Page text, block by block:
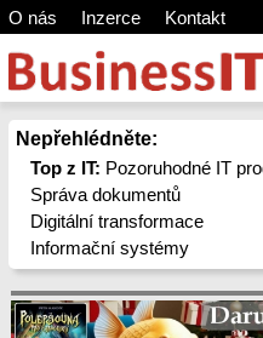
O nás Inzerce Kontakt
Nepřehlédněte:
Top z IT: Pozoruhodné IT
Správa dokumentů
Digitální transformace
Informační systémy